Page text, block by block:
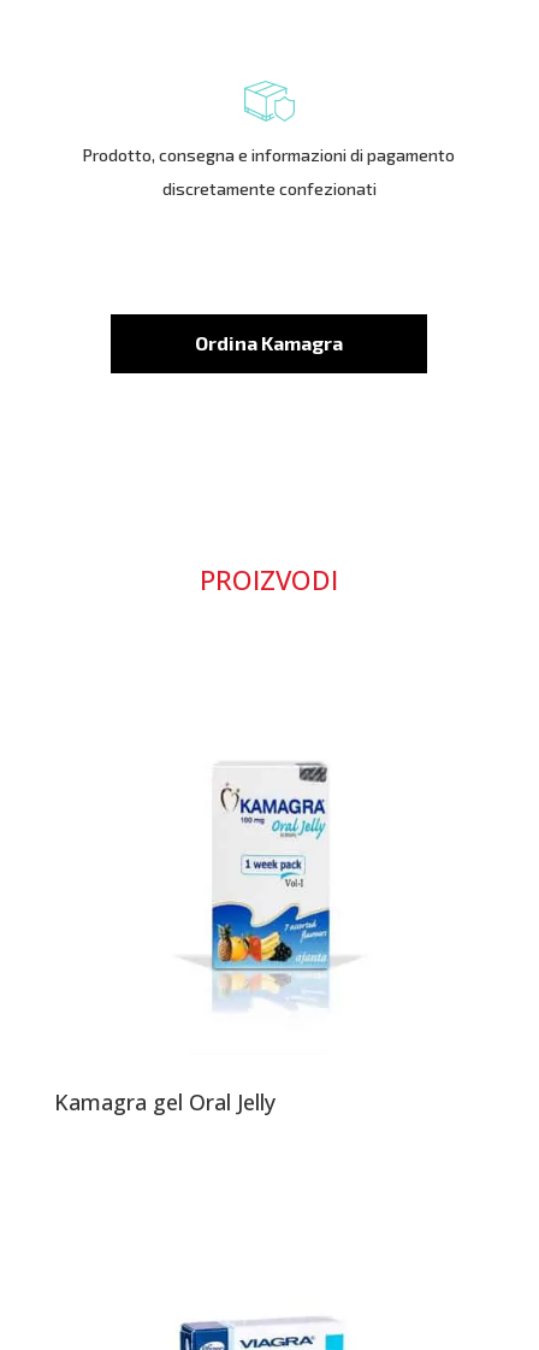
Prodotto, consegna e informazioni di pagamento
discretamente confezionati
Ordina Kamagra
PROIZVODI
Kamagra gel Oral Jelly